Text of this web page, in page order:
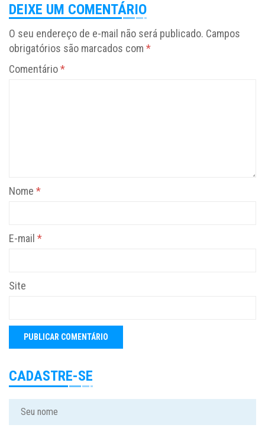
DEIXE UM COMENTÁRIO
O seu endereço de e-mail não será publicado. Campos
obrigatórios são marcados com *
Comentário*
Nome *
E-mail *
Site
CADASTRE-SE